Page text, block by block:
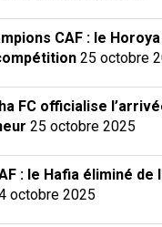
CAF : le
25 octobre
FC officialise
25 octobre 2025
: le Hafia éliminé de
octobre 2025